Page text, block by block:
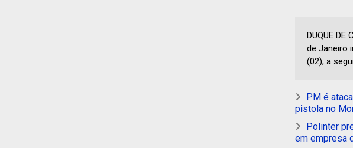
DUQUE
de Janeiro
(02), a
PM é
pistola no
Polinter
em empresa